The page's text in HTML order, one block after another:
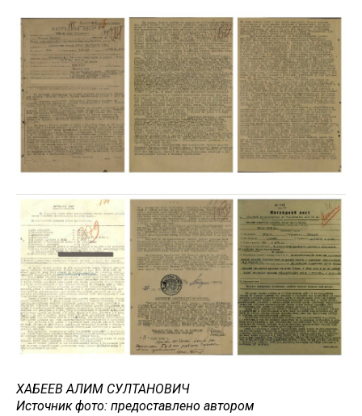
ХАБЕЕВ АЛИМ СУЛТАНОВИЧ
Источник фото: предоставлено автором